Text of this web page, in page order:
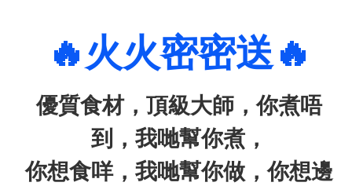
🔥火火密密送🔥
優質食材，頂級大師，你煮唔
到，我哋幫你煮，
你想食咩，我哋幫你做，你想邊